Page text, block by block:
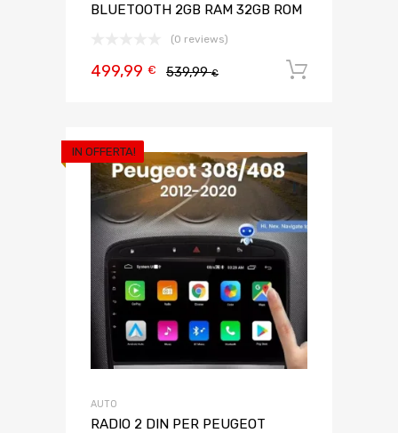
BLUETOOTH 2GB RAM 32GB ROM
(0 reviews)
539,99€
499,99 €
IN OFFERTA!
AUTO
RADIO 2 DIN PER PEUGEOT